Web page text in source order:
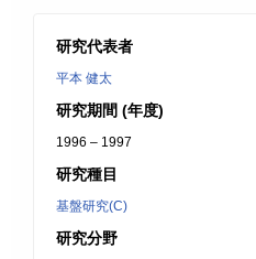
研究代表者
平本 健太
研究期間 (年度)
1996 – 1997
研究種目
基盤研究(C)
研究分野